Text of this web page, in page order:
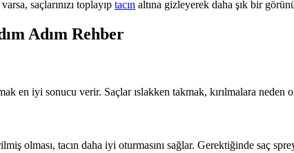
varsa, saçlarınızı toplayıp tacın altına gizleyerek daha şık bir
Adım Rehber
en iyi sonucu verir. Saçlar ıslakken takmak, kırılmalara neden
olması, tacın daha iyi oturmasını sağlar. Gerektiğinde saç